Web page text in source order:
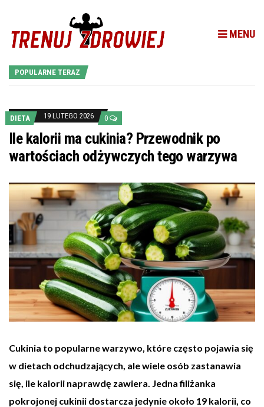
MENU
POPULARNE TERAZ
DIETA 19 LUTEGO 2026 0
Ile kalorii ma cukinia? Przewodnik po
wartościach odżywczych tego warzywa
Cukinia to popularne warzywo, które często pojawia się
w dietach odchudzających, ale wiele osób zastanawia
się, ile kalorii naprawdę zawiera. Jedna filiżanka
pokrojonej cukinii dostarcza jedynie około 19 kalorii, co